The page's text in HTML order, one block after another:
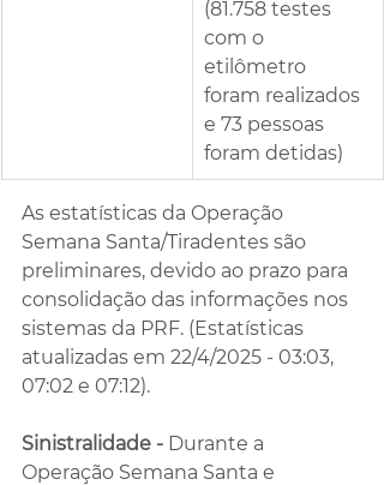
(81.758 testes
com o
etilômetro
foram realizados
e 73 pessoas
foram detidas)
As estatísticas da Operação
Semana Santa/Tiradentes são
preliminares, devido ao prazo para
consolidação das informações nos
sistemas da PRF. (Estatísticas
atualizadas em 22/4/2025 - 03:03,
07:02 e 07:12).
Sinistralidade - Durante a
Operação Semana Santa e